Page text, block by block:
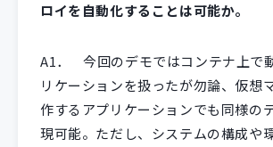
ロイを自動化することは可能か。
A1．
今回のデモではコンテナ上で
リケーションを扱ったが勿論、仮想
作するアプリケーションでも同様の
現可能。ただし、システムの構成や